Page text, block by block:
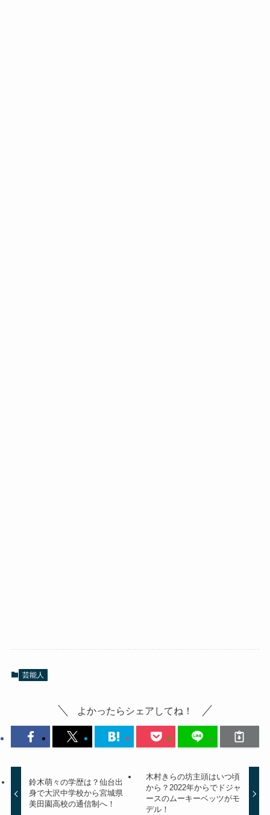
芸能人
よかったらシェアしてね！
鈴木萌々の学歴は？仙台出
身で大沢中学校から宮城県
美田園高校の通信制へ！
木村きらの坊主頭はいつ頃
から？2022年からでドジャ
ースのムーキーベッツがモ
デル！